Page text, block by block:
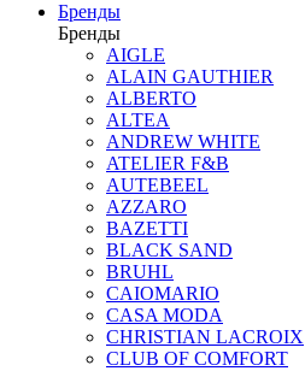
Бренды
Бренды
AIGLE
ALAIN GAUTHIER
ALBERTO
ALTEA
ANDREW WHITE
ATELIER F&B
AUTEBEEL
AZZARO
BAZETTI
BLACK SAND
BRUHL
CAIOMARIO
CASA MODA
CHRISTIAN LACROIX
CLUB OF COMFORT